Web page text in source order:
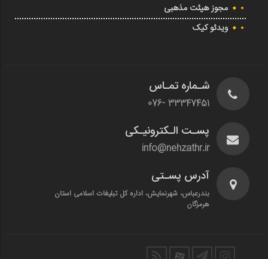
مجوز هیئت مذهبی
ویدئو کیک
شـماره تمـاس
33347451 -076
پسـت الـکترونیـکی
info@nehzathr.ir
آدرس پسـتی
بندرعباس، شهرنمایش، اداره کل تبلیغات اسلامی استان
هرمزگان